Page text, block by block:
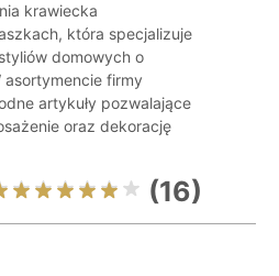
krawiecka
która specjalizuje
domowych o
asortymencie firmy
artykuły pozwalające
oraz dekorację
(16)